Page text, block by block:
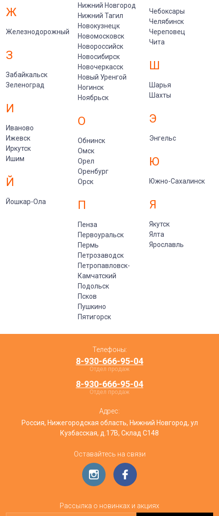
Ж
Железнодорожный
З
Забайкальск
Зеленоград
И
Иваново
Ижевск
Иркутск
Ишим
Й
Йошкар-Ола
Нижний Новгород
Нижний Тагил
Новокузнецк
Новомосковск
Новороссийск
Новосибирск
Новочеркасск
Новый Уренгой
Ногинск
Ноябрьск
О
Обнинск
Омск
Орел
Оренбург
Орск
П
Пенза
Первоуральск
Пермь
Петрозаводск
Петропавловск-
Камчатский
Подольск
Псков
Пушкино
Пятигорск
Чебоксары
Челябинск
Череповец
Чита
Ш
Шарья
Шахты
Э
Энгельс
Ю
Южно-Сахалинск
Я
Якутск
Ялта
Ярославль
Телефоны:
8-930-666-95-04
Отдел продаж
8-930-666-95-04
Отдел продаж
Адрес:
Россия, Нижегородская область, Нижний Новгород, ул
Кузбасская, д.17В, Склад С148
Оставайтесь на связи
Рассылка о новинках и акциях